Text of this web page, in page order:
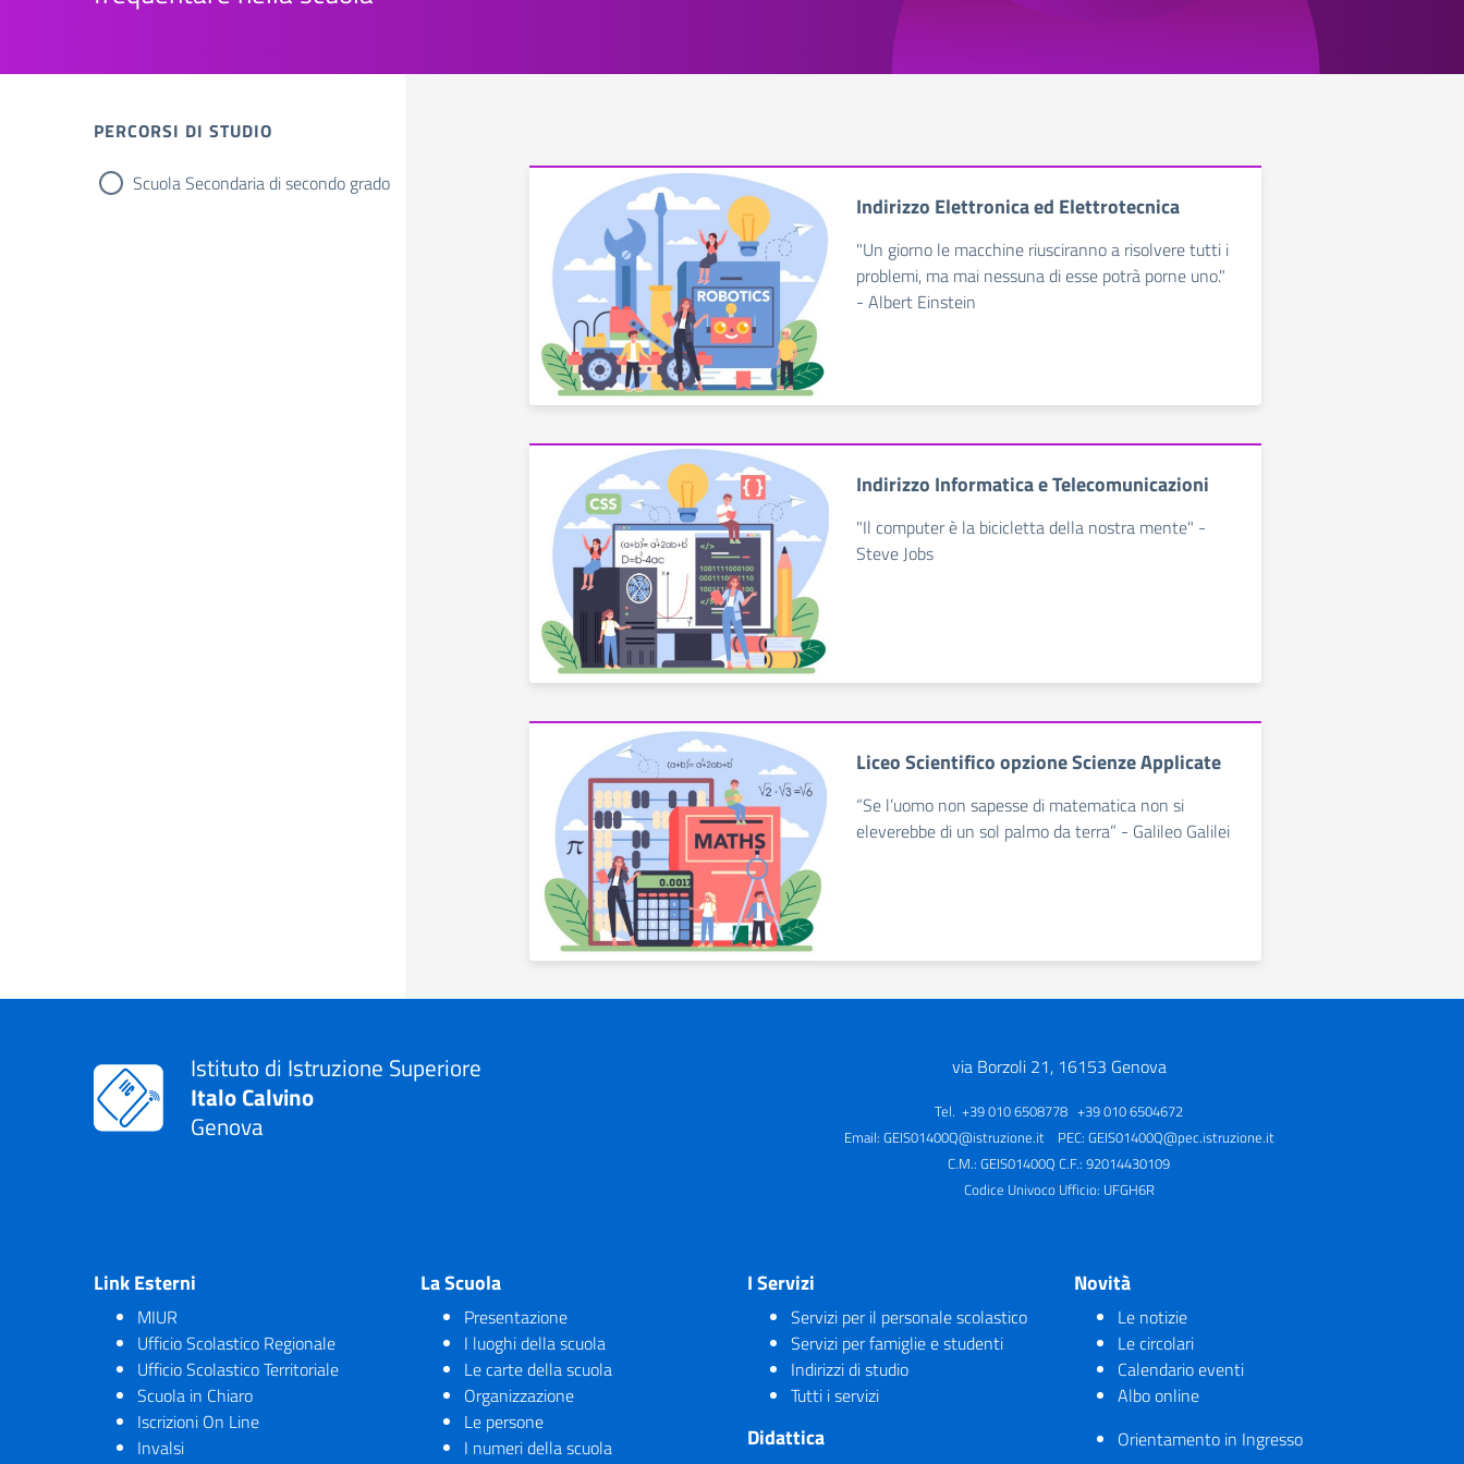
PERCORSI DI STUDIO
Scuola Secondaria di secondo grado
Indirizzo Elettronica ed Elettrotecnica
"Un giorno le macchine riusciranno a risolvere tutti i
problemi, ma mai nessuna di esse potrà porne uno."
- Albert Einstein
Indirizzo Informatica e Telecomunicazioni
"Il computer è la bicicletta della nostra mente" -
Steve Jobs
Liceo Scientifico opzione Scienze Applicate
“Se l’uomo non sapesse di matematica non si
eleverebbe di un sol palmo da terra” - Galileo Galilei
Istituto di Istruzione Superiore
Italo Calvino
Genova
via Borzoli 21, 16153 Genova
Tel. +39 010 6508778 +39 010 6504672
Email: GEIS01400Q@istruzione.itPEC: GEIS01400Q@pec.istruzione.it
C.M.: GEIS01400Q C.F.: 92014430109
Codice Univoco Ufficio: UFGH6R
Link Esterni
MIUR
Ufficio Scolastico Regionale
Ufficio Scolastico Territoriale
Scuola in Chiaro
Iscrizioni On Line
Invalsi
La Scuola
Presentazione
I luoghi della scuola
Le carte della scuola
Organizzazione
Le persone
I numeri della scuola
I Servizi
Servizi per il personale scolastico
Servizi per famiglie e studenti
Indirizzi di studio
Tutti i servizi
Didattica
Novità
Le notizie
Le circolari
Calendario eventi
Albo online
Orientamento in Ingresso